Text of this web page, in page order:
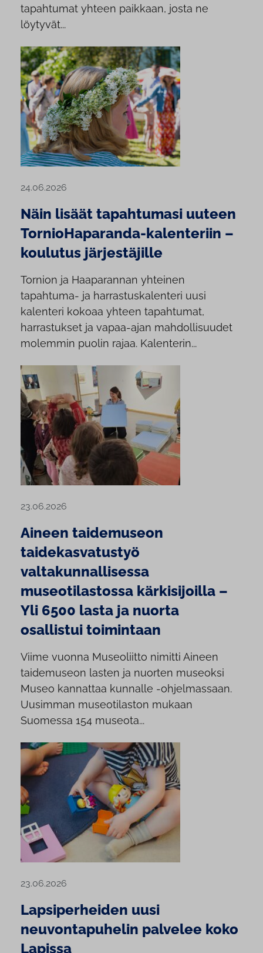
tapahtumat yhteen paikkaan, josta ne
löytyvät...
24.06.2026
Näin lisäät tapahtumasi uuteen
TornioHaparanda-kalenteriin –
koulutus järjestäjille
Tornion ja Haaparannan yhteinen
tapahtuma- ja harrastuskalenteri uusi
kalenteri kokoaa yhteen tapahtumat,
harrastukset ja vapaa-ajan mahdollisuudet
molemmin puolin rajaa. Kalenterin...
23.06.2026
Aineen taidemuseon
taidekasvatustyö
valtakunnallisessa
museotilastossa kärkisijoilla –
Yli 6500 lasta ja nuorta
osallistui toimintaan
Viime vuonna Museoliitto nimitti Aineen
taidemuseon lasten ja nuorten museoksi
Museo kannattaa kunnalle -ohjelmassaan.
Uusimman museotilaston mukaan
Suomessa 154 museota...
23.06.2026
Lapsiperheiden uusi
neuvontapuhelin palvelee koko
Lapissa